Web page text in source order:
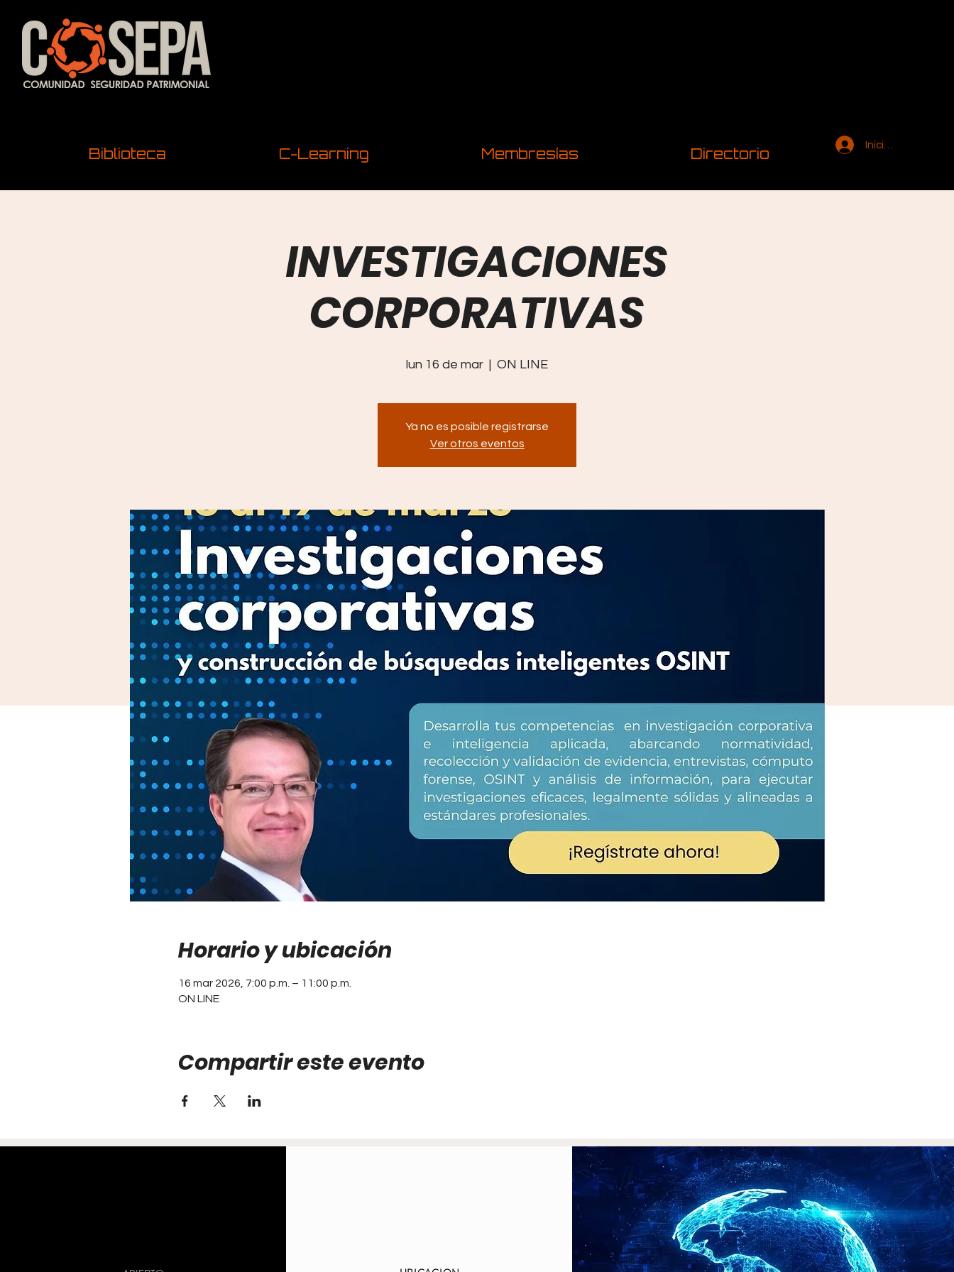
Biblioteca C-Learning Membresías Directorio Iniciar sesión
INVESTIGACIONES
CORPORATIVAS
lun 16 de mar
  |
ON LINE
Ya no es posible registrarse
Ver otros eventos
Horario y ubicación
16 mar 2026, 7:00 p.m. – 11:00 p.m.
ON LINE
Compartir este evento